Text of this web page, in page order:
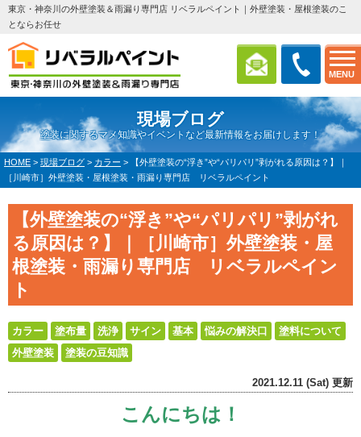
MENU
東京・神奈川の外壁塗装＆雨漏り専門店 リベラルペイント｜外壁塗装・屋根塗装のこ
とならお任せ
現場ブログ
塗装に関するマメ知識やイベントなど最新情報をお届けします！
HOME > 現場ブログ > カラー >
【外壁塗装の“浮き”や“パリパリ”剥がれる原因は？】｜
［川崎市］外壁塗装・屋根塗装・雨漏り専門店 リベラルペイント
【外壁塗装の“浮き”や“パリパリ”剥がれ
る原因は？】｜［川崎市］外壁塗装・屋
根塗装・雨漏り専門店 リベラルペイン
ト
カラー 塗布量 洗浄 サイン 基本 悩みの解決口
塗料について
外壁塗装
塗装の豆知識
2021.12.11 (Sat) 更新
こんにちは！